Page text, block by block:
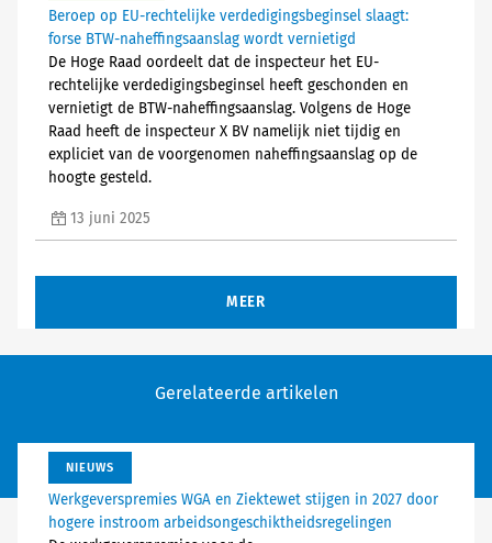
Beroep op EU-rechtelijke verdedigingsbeginsel slaagt:
forse BTW-naheffingsaanslag wordt vernietigd
De Hoge Raad oordeelt dat de inspecteur het EU-
rechtelijke verdedigingsbeginsel heeft geschonden en
vernietigt de BTW-naheffingsaanslag. Volgens de Hoge
Raad heeft de inspecteur X BV namelijk niet tijdig en
expliciet van de voorgenomen naheffingsaanslag op de
hoogte gesteld.
13 juni 2025
MEER
Gerelateerde artikelen
NIEUWS
Werkgeverspremies WGA en Ziektewet stijgen in 2027 door
hogere instroom arbeidsongeschiktheidsregelingen